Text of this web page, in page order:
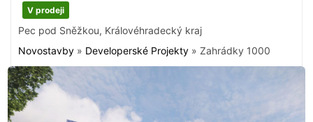
V prodeji
Pec pod Sněžkou, Královéhradecký kraj
Novostavby » Developerské Projekty » Zahrádky 1000